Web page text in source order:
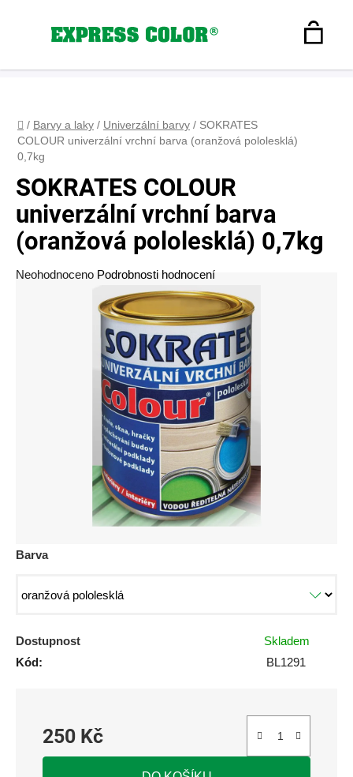
Hledat
Domů
/ Barvy a laky / Univerzální barvy / SOKRATES
COLOUR univerzální vrchní barva (oranžová pololesklá)
0,7kg
Barva
Dostupnost
Skladem
Kód:
BL1291
250 Kč
Měrná cena:
SOKRATES COLOUR
univerzální vrchní barva
(oranžová pololesklá) 0,7kg
Průměrné
Neohodnoceno Podrobnosti hodnocení